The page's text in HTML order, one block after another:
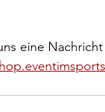
eine